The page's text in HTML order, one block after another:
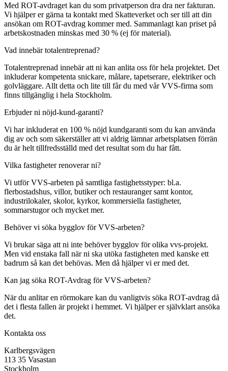
Med ROT-avdraget kan du som privatperson dra dra ner fakturan.
Vi hjälper er gärna ta kontakt med Skatteverket och ser till att din
ansökan om ROT-avdrag kommer med. Sammanlagt kan priset på
arbetskostnaden minskas med 30 % (ej för material).
Vad innebär totalentreprenad?
Totalentreprenad innebär att ni kan anlita oss för hela projektet. Det
inkluderar kompetenta snickare, målare, tapetserare, elektriker och
golvläggare. Allt detta och lite till får du med vår VVS-firma som
finns tillgänglig i hela Stockholm.
Erbjuder ni nöjd-kund-garanti?
Vi har inkluderat en 100 % nöjd kundgaranti som du kan använda
dig av och som säkerställer att vi aldrig lämnar arbetsplatsen förrän
du är helt tillfredsställd med det resultat som du har fått.
Vilka fastigheter renoverar ni?
Vi utför VVS-arbeten på samtliga fastighetsstyper: bl.a.
flerbostadshus, villor, butiker och restauranger samt kontor,
industrilokaler, skolor, kyrkor, kommersiella fastigheter,
sommarstugor och mycket mer.
Behöver vi söka bygglov för VVS-arbeten?
Vi brukar säga att ni inte behöver bygglov för olika vvs-projekt.
Men vid enstaka fall när ni ska utöka fastigheten med kanske ett
badrum så kan det behövas. Men då hjälper vi er med det.
Kan jag söka ROT-Avdrag för VVS-arbeten?
När du anlitar en rörmokare kan du vanligtvis söka ROT-avdrag då
det i flesta fallen är projekt i hemmet. Vi hjälper er självklart ansöka
det.
Kontakta oss
Karlbergsvägen
113 35 Vasastan
Stockholm